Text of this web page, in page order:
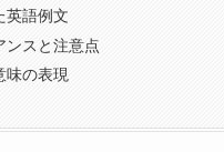
英語例文
ンスと注意点
味の表現